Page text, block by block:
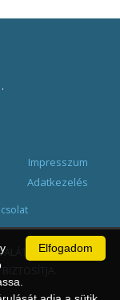
Impresszum
Adatkezelés
ÉS ÜGYVITELI
BIZTOSÍTJA.
Elfogadom